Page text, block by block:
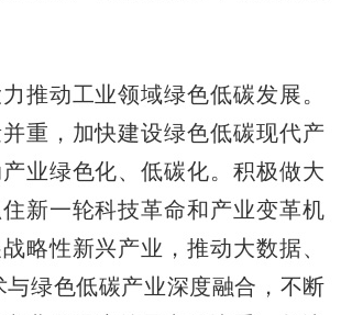
动工业领域绿色低碳发展。
重，加快建设绿色低碳现代产
业绿色化、低碳化。积极做大
新一轮科技革命和产业变革机
略性新兴产业，推动大数据、
与绿色低碳产业深度融合，不断